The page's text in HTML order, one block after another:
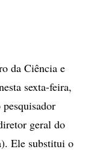
da Ciência e
sexta-feira,
geral do
Ele substitui o